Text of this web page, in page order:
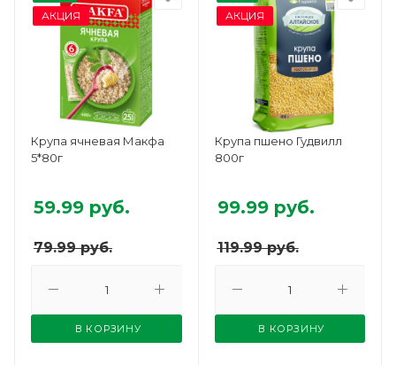
АКЦИЯ
Крупа ячневая Макфа
5*80г
79.99руб.
59.99 руб.
В КОРЗИНУ
АКЦИЯ
Крупа пшено Гудвилл
800г
119.99руб.
99.99руб.
В КОРЗИНУ